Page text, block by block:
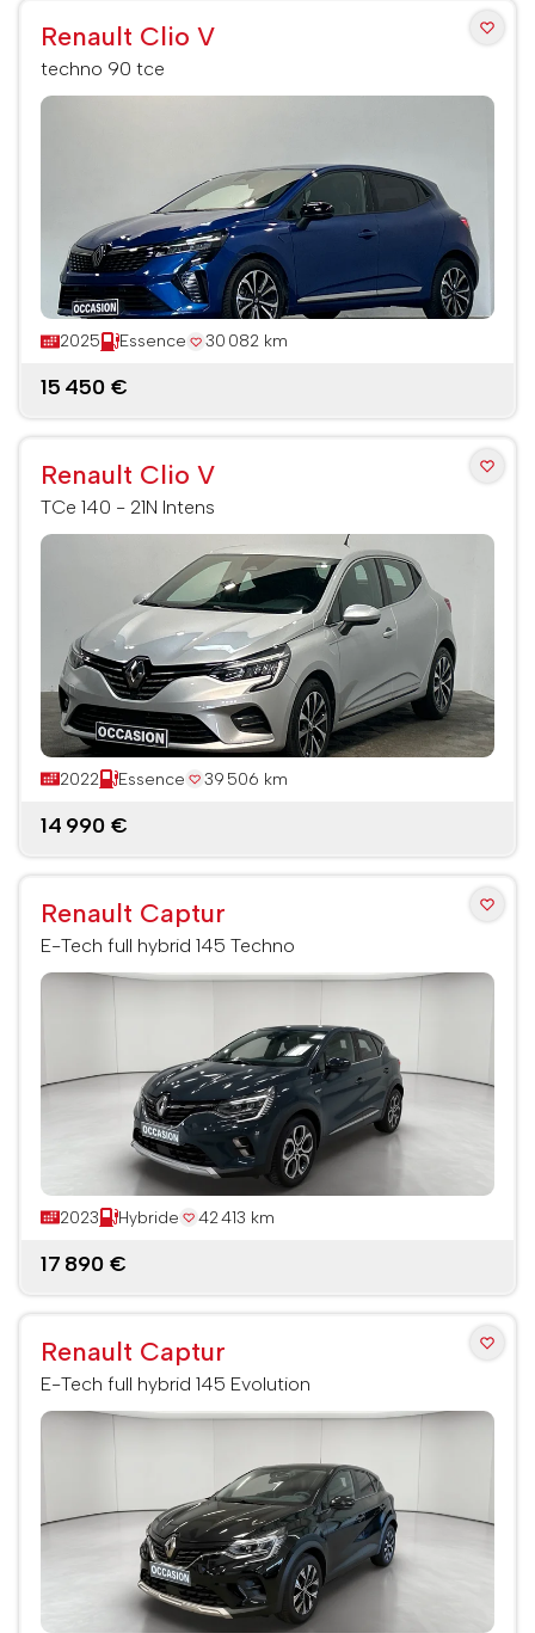
Renault Clio V
techno 90 tce
2025 Essence 30 082 km
15 450 €
Renault Clio V
TCe 140 - 21N Intens
2022 Essence 39 506 km
14 990 €
Renault Captur
E-Tech full hybrid 145 Techno
2023 Hybride 42 413 km
17 890 €
Renault Captur
E-Tech full hybrid 145 Evolution